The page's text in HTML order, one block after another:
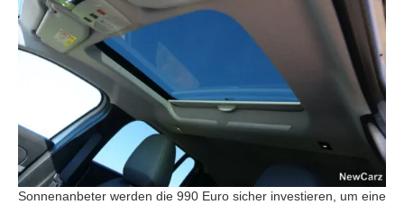
Sonnenanbeter werden die 990 Euro sicher investieren, um eine